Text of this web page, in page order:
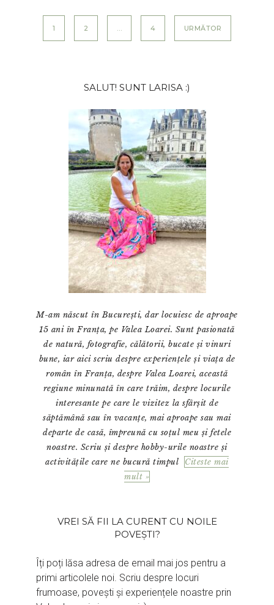
Paginație
articole
1 2 … 4 URMĂTOR
principală
SALUT! SUNT LARISA :)
M-am născut în București, dar locuiesc de aproape
15 ani în Franța, pe Valea Loarei. Sunt pasionată
de natură, fotografie, călătorii, bucate și vinuri
bune, iar aici scriu despre experiențele și viața de
român în Franța, despre Valea Loarei, această
regiune minunată în care trăim, despre locurile
interesante pe care le vizitez la sfârșit de
săptămână sau în vacanțe, mai aproape sau mai
departe de casă, împreună cu soțul meu și fetele
noastre. Scriu și despre hobby-urile noastre și
activitățile care ne bucură timpul
Citeste mai
mult »
VREI SĂ FII LA CURENT CU NOILE
POVEȘTI?
Îți poți lăsa adresa de email mai jos pentru a
primi articolele noi. Scriu despre locuri
frumoase, povești și experiențele noastre prin